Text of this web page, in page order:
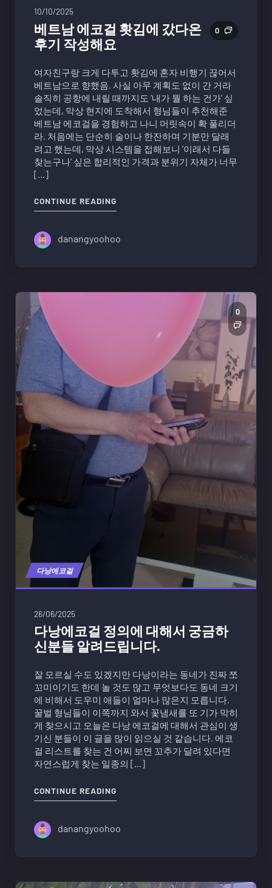
10/10/2025
0
베트남 에코걸 홧김에 갔다온
후기 작성해요
여자친구랑 크게 다투고 홧김에 혼자 비행기 끊어서
베트남으로 향했음. 사실 아무 계획도 없이 간 거라
솔직히 공항에 내릴 때까지도 ‘내가 뭘 하는 건가’ 싶
었는데, 막상 현지에 도착해서 형님들이 추천해준
베트남 에코걸을 경험하고 나니 머릿속이 확 풀리더
라. 처음에는 단순히 술이나 한잔하며 기분만 달래
려고 했는데, 막상 시스템을 접해보니 ‘이래서 다들
찾는구나’ 싶은 합리적인 가격과 분위기 자체가 너무
[…]
CONTINUE READING
danangyoohoo
다낭에코걸
0
26/06/2025
다낭에코걸 정의에 대해서 궁금하
신분들 알려드립니다.
잘 모르실 수도 있겠지만 다낭이라는 동네가 진짜 쪼
꼬미이기도 한데 놀 것도 많고 무엇보다도 동네 크기
에 비해서 도우미 애들이 얼마나 많은지 모릅니다.
꿀벌 형님들이 이쪽까지 와서 꽃냄새를 또 기가 막히
게 찾으시고 오늘은 다낭 에코걸에 대해서 관심이 생
기신 분들이 이 글을 많이 읽으실 것 같습니다. 에코
걸 리스트를 찾는 건 어찌 보면 꼬추가 달려 있다면
자연스럽게 찾는 일종의 […]
CONTINUE READING
danangyoohoo